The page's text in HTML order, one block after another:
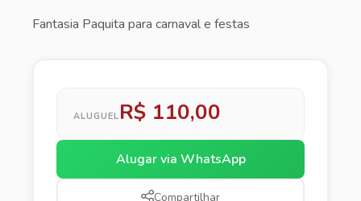
Fantasia Paquita para carnaval e festas
ALUGUEL R$ 110,00
Alugar via WhatsApp
Compartilhar